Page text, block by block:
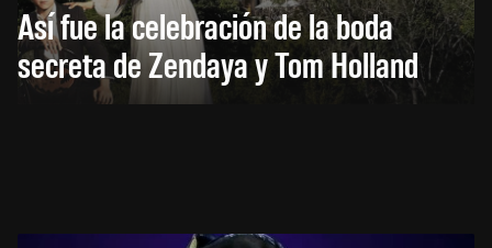
Así fue la celebración de la boda
secreta de Zendaya y Tom Holland